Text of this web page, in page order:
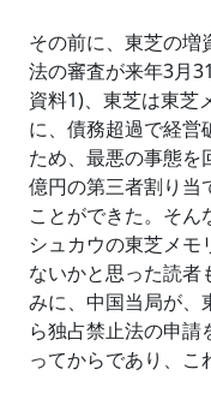
その前に、東芝の増
法の審査が来年3月
資料1)、東芝は東芝
に、債務超過で経営
ため、最悪の事態を
億円の第三者割り当
ことができた。そん
シュカウの東芝メモ
ないかと思った読者
みに、中国当局が、
ら独占禁止法の申請
ってからであり、こ